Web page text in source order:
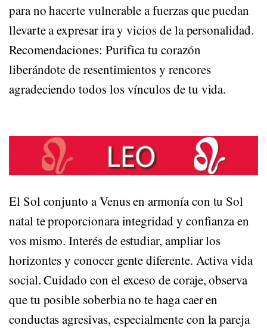
para no hacerte vulnerable a fuerzas que puedan
llevarte a expresar ira y vicios de la personalidad.
Recomendaciones: Purifica tu corazón
liberándote de resentimientos y rencores
agradeciendo todos los vínculos de tu vida.
El Sol conjunto a Venus en armonía con tu Sol
natal te proporcionara integridad y confianza en
vos mismo. Interés de estudiar, ampliar los
horizontes y conocer gente diferente. Activa vida
social. Cuidado con el exceso de coraje, observa
que tu posible soberbia no te haga caer en
conductas agresivas, especialmente con la pareja